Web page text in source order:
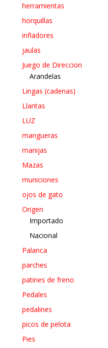
herramientas
horquillas
infladores
jaulas
Juego de Direccion
Arandelas
Lingas (cadenas)
Llantas
LUZ
mangueras
manijas
Mazas
municiones
ojos de gato
Origen
Importado
Nacional
Palanca
parches
patines de freno
Pedales
pedalines
picos de pelota
Pies